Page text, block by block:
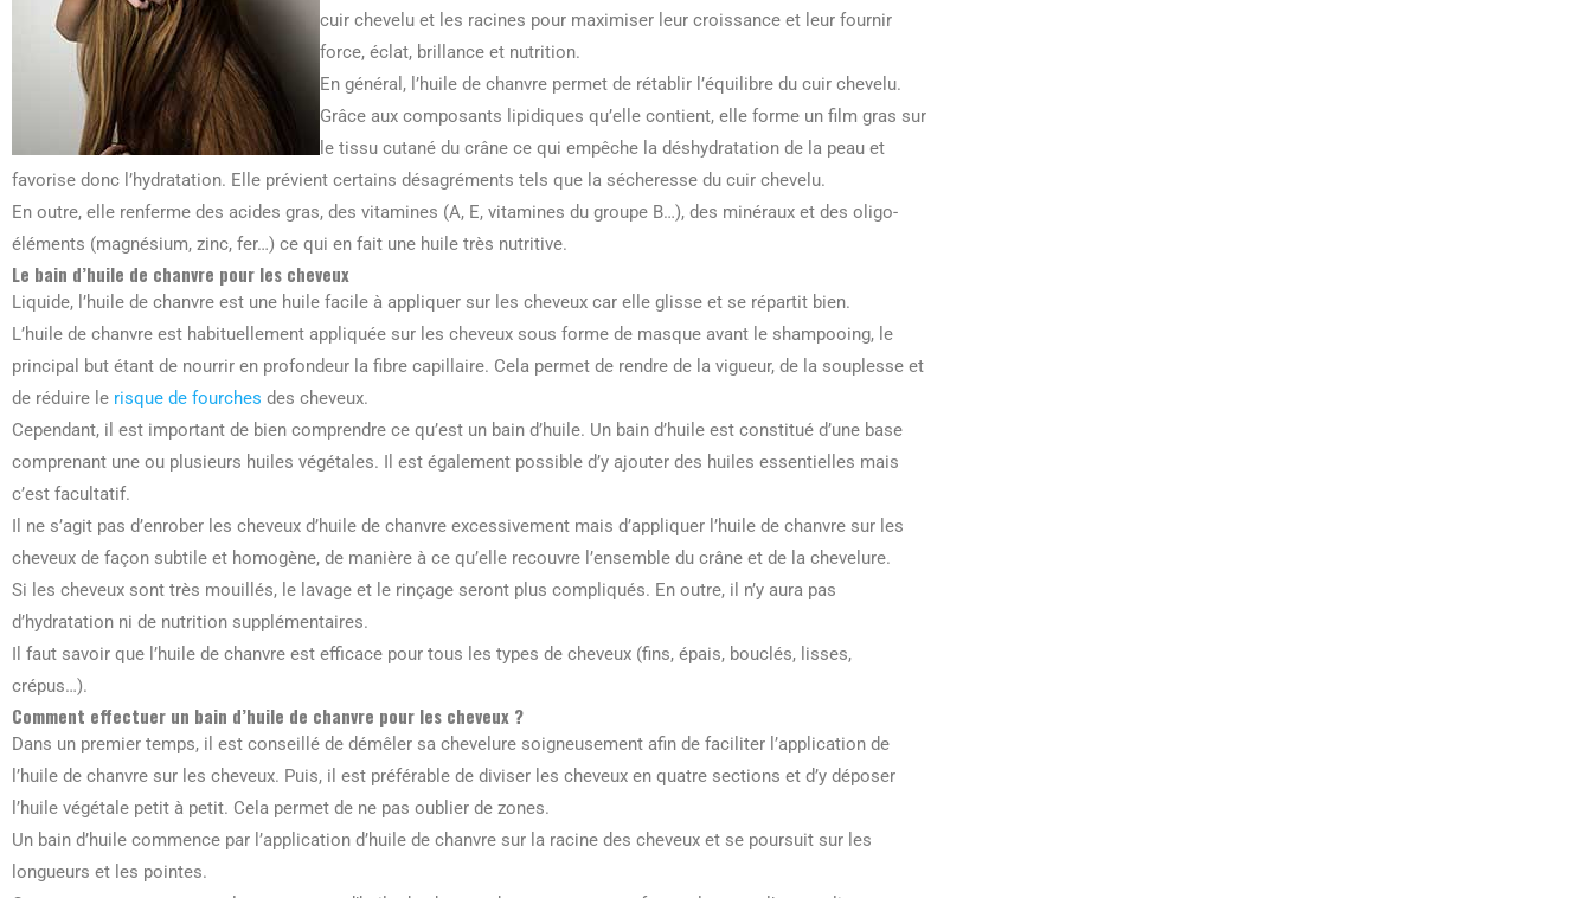
cuir chevelu et les racines pour maximiser leur croissance et leur fournir
force, éclat, brillance et nutrition.
En général, l’huile de chanvre permet de rétablir l’équilibre du cuir chevelu.
Grâce aux composants lipidiques qu’elle contient, elle forme un film gras sur
le tissu cutané du crâne ce qui empêche la déshydratation de la peau et
favorise donc l’hydratation. Elle prévient certains désagréments tels que la sécheresse du cuir chevelu.
En outre, elle renferme des acides gras, des vitamines (A, E, vitamines du groupe B…), des minéraux et des oligo-
éléments (magnésium, zinc, fer…) ce qui en fait une huile très nutritive.
Le bain d’huile de chanvre pour les cheveux
Liquide, l’huile de chanvre est une huile facile à appliquer sur les cheveux car elle glisse et se répartit bien.
L’huile de chanvre est habituellement appliquée sur les cheveux sous forme de masque avant le shampooing, le
principal but étant de nourrir en profondeur la fibre capillaire. Cela permet de rendre de la vigueur, de la souplesse et
de réduire le risque de fourches des cheveux.
Cependant, il est important de bien comprendre ce qu’est un bain d’huile. Un bain d’huile est constitué d’une base
comprenant une ou plusieurs huiles végétales. Il est également possible d’y ajouter des huiles essentielles mais
c’est facultatif.
Il ne s’agit pas d’enrober les cheveux d’huile de chanvre excessivement mais d’appliquer l’huile de chanvre sur les
cheveux de façon subtile et homogène, de manière à ce qu’elle recouvre l’ensemble du crâne et de la chevelure.
Si les cheveux sont très mouillés, le lavage et le rinçage seront plus compliqués. En outre, il n’y aura pas
d’hydratation ni de nutrition supplémentaires.
Il faut savoir que l’huile de chanvre est efficace pour tous les types de cheveux (fins, épais, bouclés, lisses,
crépus…).
Comment effectuer un bain d’huile de chanvre pour les cheveux ?
Dans un premier temps, il est conseillé de démêler sa chevelure soigneusement afin de faciliter l’application de
l’huile de chanvre sur les cheveux. Puis, il est préférable de diviser les cheveux en quatre sections et d’y déposer
l’huile végétale petit à petit. Cela permet de ne pas oublier de zones.
Un bain d’huile commence par l’application d’huile de chanvre sur la racine des cheveux et se poursuit sur les
longueurs et les pointes.